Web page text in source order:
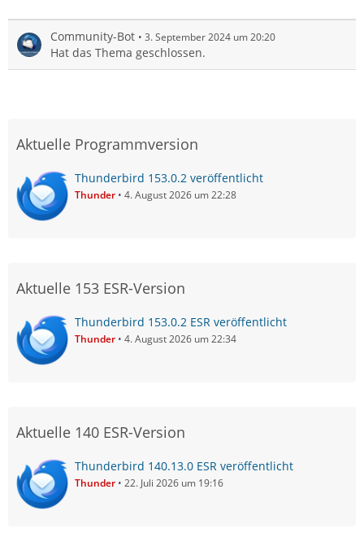
Community-Bot 3. September 2024 um 20:20
Hat das Thema geschlossen.
Aktuelle Programmversion
Thunderbird 153.0.2 veröffentlicht
Thunder 4. August 2026 um 22:28
Aktuelle 153 ESR-Version
Thunderbird 153.0.2 ESR veröffentlicht
Thunder 4. August 2026 um 22:34
Aktuelle 140 ESR-Version
Thunderbird 140.13.0 ESR veröffentlicht
Thunder 22. Juli 2026 um 19:16